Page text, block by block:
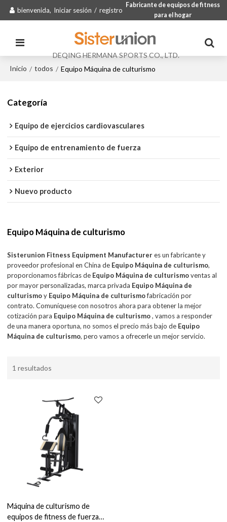
bienvenida, Iniciar sesión / registro
Fabricante de equipos de fitness
para el hogar
DEQING HERMANA SPORTS CO., LTD.
Inicio / todos / Equipo Máquina de culturismo
Categoría
Equipo de ejercicios cardiovasculares
Equipo de entrenamiento de fuerza
Exterior
Nuevo producto
Equipo Máquina de culturismo
Sisterunion Fitness Equipment Manufactureres un fabricante y
proveedor profesional en China de Equipo Máquina de culturismo,
proporcionamos fábricas de Equipo Máquina de culturismoventas al
por mayor personalizadas, marca privada Equipo Máquina de
culturismoy Equipo Máquina de culturismofabricación por
contrato. Comuníquese con nosotros ahora para obtener la mejor
cotización para Equipo Máquina de culturismo, vamos a responder
de una manera oportuna, no somos el precio más bajo de Equipo
Máquina de culturismo, pero vamos a ofrecerle un mejor servicio.
1 resultados
Máquina de culturismo de
equipos de fitness de fuerza